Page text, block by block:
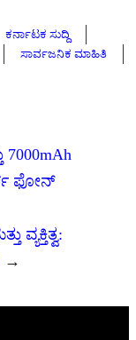
ಕರ್ನಾಟಕ ಸುದ್ದಿ
ಸಾರ್ವಜನಿಕ ಮಾಹಿತಿ
7000mAh
ಫೋನ್
ವ್ಯಕ್ತಿತ್ವ:
→